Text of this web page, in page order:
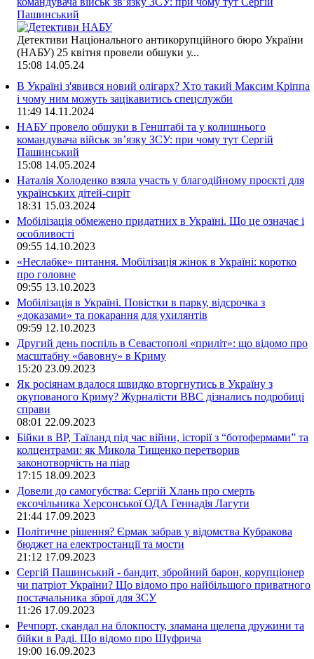
Пашинський
Детективи Національного антикорупційного бюро України
(НАБУ) 25 квітня провели обшуки у...
15:08 14.05.24
В Україні з'явився новий олігарх? Хто такий Максим Кріппа
і чому ним можуть зацікавитись спецслужби
11:49 14.11.2024
НАБУ провело обшуки в Генштабі та у колишнього
командувача військ зв’язку ЗСУ: при чому тут Сергій
Пашинський
15:08 14.05.2024
Наталія Холоденко взяла участь у благодійному проєкті для
українських дітей-сиріт
18:31 15.03.2024
Мобілізація обмежено придатних в Україні. Що це означає і
особливості
09:55 14.10.2023
«Неслабке» питання. Мобілізація жінок в Україні: коротко
про головне
09:55 13.10.2023
Мобілізація в Україні. Повістки в парку, відсрочка з
«доказами» та покарання для ухилянтів
09:59 12.10.2023
Другий день поспіль в Севастополі «приліт»: що відомо про
масштабну «бавовну» в Криму
15:20 23.09.2023
Як росіянам вдалося швидко вторгнутись в Україну з
окупованого Криму? Журналісти ВВС дізнались подробиці
справи
08:01 22.09.2023
Бійки в ВР, Таїланд під час війни, історії з “ботофермами” та
колцентрами: як Микола Тищенко перетворив
законотворчість на піар
17:15 18.09.2023
Довели до самогубства: Сергій Хлань про смерть
ексочільника Херсонської ОДА Геннадія Лагути
21:44 17.09.2023
Політичне рішення? Єрмак забрав у відомства Кубракова
бюджет на електростанції та мости
21:12 17.09.2023
Сергій Пашинський - бандит, збройний барон, корупціонер
чи патріот України? Що відомо про найбільшого приватного
постачальника зброї для ЗСУ
11:26 17.09.2023
Речпорт, скандал на блокпосту, зламана щелепа дружини та
бійки в Раді. Що відомо про Шуфрича
19:00 16.09.2023